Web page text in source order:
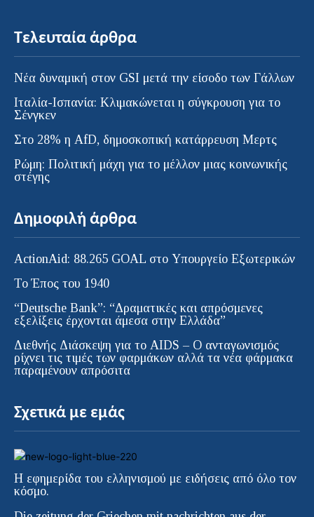
Τελευταία άρθρα
Νέα δυναμική στον GSI μετά την είσοδο των Γάλλων
Ιταλία-Ισπανία: Κλιμακώνεται η σύγκρουση για το
Σένγκεν
Στο 28% η AfD, δημοσκοπική κατάρρευση Μερτς
Ρώμη: Πολιτική μάχη για το μέλλον μιας κοινωνικής
στέγης
Δημοφιλή άρθρα
ActionAid: 88.265 GOAL στο Υπουργείο Εξωτερικών
Το Έπος του 1940
“Deutsche Bank”: “Δραματικές και απρόσμενες
εξελίξεις έρχονται άμεσα στην Ελλάδα”
Διεθνής Διάσκεψη για το AIDS – Ο ανταγωνισμός
ρίχνει τις τιμές των φαρμάκων αλλά τα νέα φάρμακα
παραμένουν απρόσιτα
Σχετικά με εμάς
Η εφημερίδα του ελληνισμού με ειδήσεις από όλο τον
κόσμο.